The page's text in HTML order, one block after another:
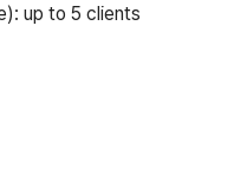
up to 5 clients